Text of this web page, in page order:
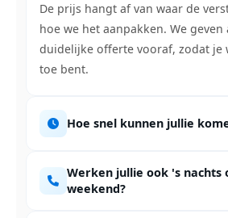
De prijs hangt af van waar de
hoe we het aanpakken. We geven
duidelijke offerte vooraf, zodat je
toe bent.
Hoe snel kunnen jullie
Werken jullie ook 's nachts
weekend?